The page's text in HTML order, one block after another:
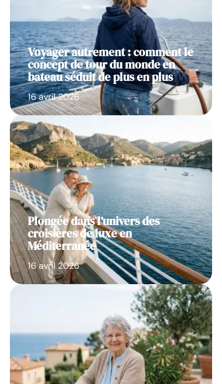
Voyager autrement : comment le
concept de tour du monde en
bateau séduit de plus en plus
16 avril 2026
Plongée dans l’univers des
croisières de luxe en
Méditerranée
16 avril 2026